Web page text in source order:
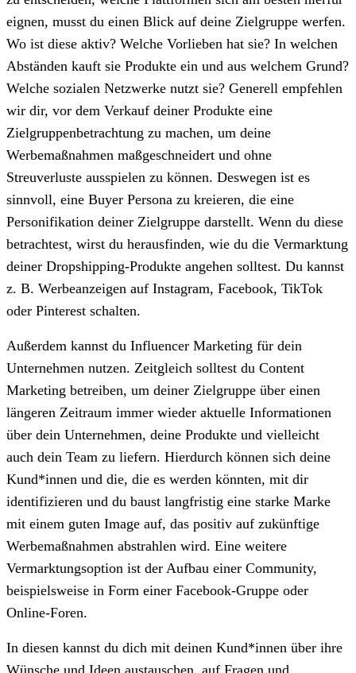
eignen, musst du einen Blick auf deine Zielgruppe werfen.
Wo ist diese aktiv? Welche Vorlieben hat sie? In welchen
Abständen kauft sie Produkte ein und aus welchem Grund?
Welche sozialen Netzwerke nutzt sie? Generell empfehlen
wir dir, vor dem Verkauf deiner Produkte eine
Zielgruppenbetrachtung zu machen, um deine
Werbemaßnahmen maßgeschneidert und ohne
Streuverluste ausspielen zu können. Deswegen ist es
sinnvoll, eine Buyer Persona zu kreieren, die eine
Personifikation deiner Zielgruppe darstellt. Wenn du diese
betrachtest, wirst du herausfinden, wie du die Vermarktung
deiner Dropshipping-Produkte angehen solltest. Du kannst
z. B. Werbeanzeigen auf Instagram, Facebook, TikTok
oder Pinterest schalten.
Außerdem kannst du Influencer Marketing für dein
Unternehmen nutzen. Zeitgleich solltest du Content
Marketing betreiben, um deiner Zielgruppe über einen
längeren Zeitraum immer wieder aktuelle Informationen
über dein Unternehmen, deine Produkte und vielleicht
auch dein Team zu liefern. Hierdurch können sich deine
Kund*innen und die, die es werden könnten, mit dir
identifizieren und du baust langfristig eine starke Marke
mit einem guten Image auf, das positiv auf zukünftige
Werbemaßnahmen abstrahlen wird. Eine weitere
Vermarktungsoption ist der Aufbau einer Community,
beispielsweise in Form einer Facebook-Gruppe oder
Online-Foren.
In diesen kannst du dich mit deinen Kund*innen über ihre
Wünsche und Ideen austauschen, auf Fragen und